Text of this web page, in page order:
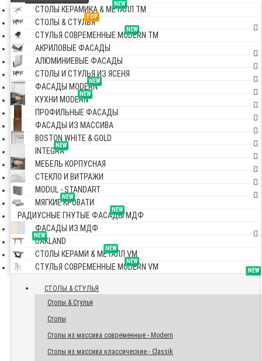
NEW
СТОЛЫ КЕРАМИКА & МЕТАЛЛ TM
TOP
СТОЛЫ & СТУЛЬЯ
NEW
СТУЛЬЯ СОВРЕМЕННЫЕ MODERN TM
АКРИЛОВЫЕ ФАСАДЫ
АЛЮМИНИЕВЫЕ ФАСАДЫ
СТОЛЫ И СТУЛЬЯ ИЗ ЯСЕНЯ
NEW
ФАСАДЫ MODERN
NEW
КУХНИ MODERN
ПРОФИЛЬНЫЕ ФАСАДЫ
ФАСАДЫ ИЗ МАССИВА
BOSTON WHITE & GOLD
NEW
INTEGRA
МЕБЕЛЬ КОРПУСНАЯ
СТЕКЛО И ВИТРАЖИ
MODUL - STANDART
NEW
МЯГКИЕ КРОВАТИ
NEW
РАДИУСНЫЕ ГНУТЫЕ ФАСАДЫ МДФ
ФАСАДЫ ИЗ МДФ
NEW
OAKLAND
NEW
СТОЛЫ КЕРАМИ & МЕТАЛЛ VM
NEW
СТУЛЬЯ СОВРЕМЕННЫЕ MODERN VM TOP
СТОЛЫ & СТУЛЬЯ
Столы & Стулья
Столы
Столы из массива современные - Modern
Столы из массива классические - Classik
NEW
NEW
NEW